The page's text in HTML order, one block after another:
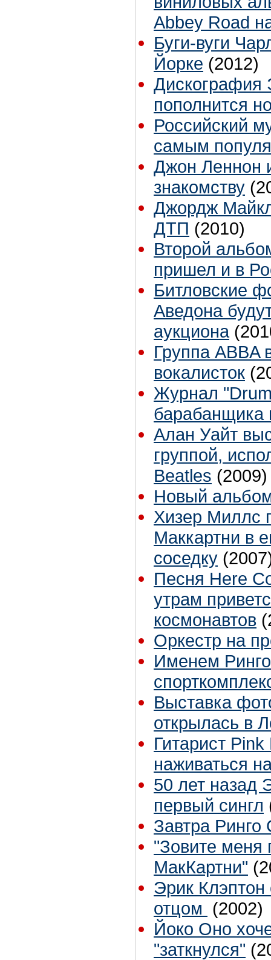
Abbey Road
Буги-вуги
Йорке (2012)
Дискография
пополнится
Российский
самым
Джон Леннон
знакомству
Джордж
ДТП (2010)
Второй
пришел и в
Битловские
Аведона
аукциона
Группа ABBA
вокалисток
Журнал
барабанщика
Алан Уайт
группой,
Beatles (2009)
Новый
Хизер Миллс
Маккартни в
соседку
Песня Here
утрам
космонавтов
Оркестр на
Именем
Выставка
открылась в
Гитарист
наживаться
50 лет назад
первый сингл
Завтра Ринго
"Зовите меня
МакКартни"
Эрик Клэптон
отцом (2002)
Йоко Оно
"заткнулся"